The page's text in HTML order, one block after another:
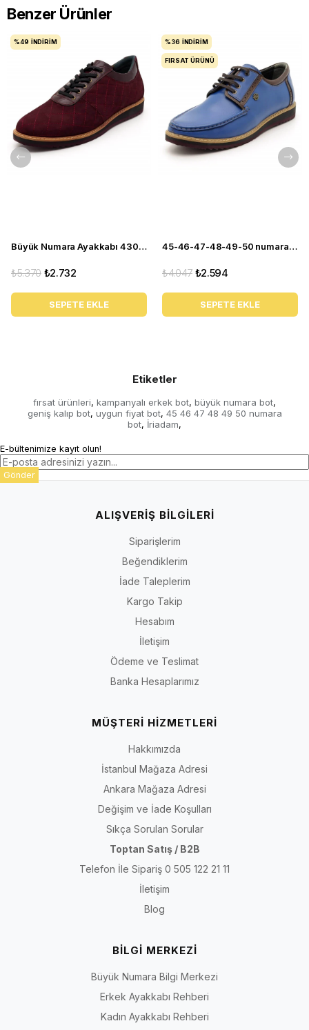
Benzer Ürünler
Büyük Numara Ayakkabı 4308-BORDO
₺2.732
₺5.370
SEPETE EKLE
%49 İNDIRIM
45-46-47-48-49-50 numara 4360 EVA Mavi Büyük Numara Ayakkabı
₺2.594
₺4.047
SEPETE EKLE
%36 İNDIRIM
FIRSAT ÜRÜNÜ
Etiketler
fırsat ürünleri, kampanyalı erkek bot, büyük numara bot,
geniş kalıp bot, uygun fiyat bot, 45 46 47 48 49 50 numara
bot, İriadam,
E-bültenimize kayıt olun!
Gönder
ALIŞVERİŞ BİLGİLERİ
Siparişlerim
Beğendiklerim
İade Taleplerim
Kargo Takip
Hesabım
İletişim
Ödeme ve Teslimat
Banka Hesaplarımız
MÜŞTERİ HİZMETLERİ
Hakkımızda
İstanbul Mağaza Adresi
Ankara Mağaza Adresi
Değişim ve İade Koşulları
Sıkça Sorulan Sorular
Toptan Satış / B2B
Telefon İle Sipariş 0 505 122 21 11
İletişim
Blog
BİLGİ MERKEZİ
Büyük Numara Bilgi Merkezi
Erkek Ayakkabı Rehberi
Kadın Ayakkabı Rehberi